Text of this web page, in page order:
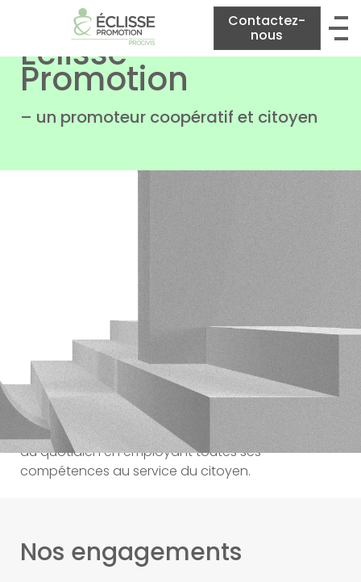
Contactez-
nous
Eclisse
Promotion
– un promoteur coopératif et citoyen
Portée par la culture du réseau Procivis et de son
savoir-faire séculaire, Eclisse Promotion s’investit
au quotidien en employant toutes ses
compétences au service du citoyen.
Nos engagements